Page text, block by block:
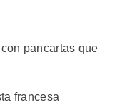
pancartas que
francesa